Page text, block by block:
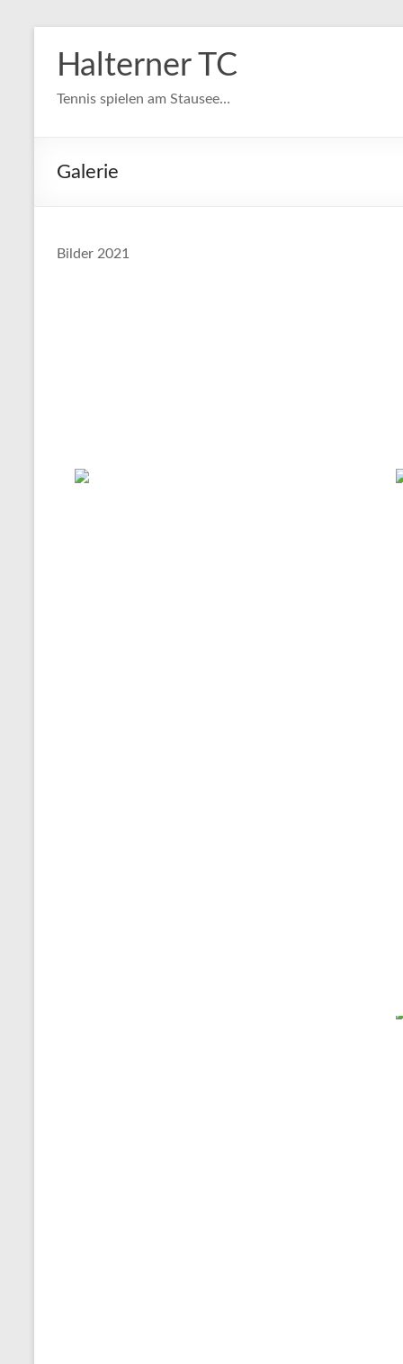
Inhalt
springenHalterner TC
Tennis spielen am Stausee…
Galerie
Bilder 2021